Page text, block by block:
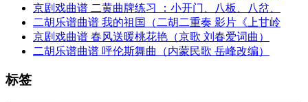
京剧戏曲谱 二黄曲牌练习 ：小开门、八板、八岔、
二胡乐谱曲谱 我的祖国（二胡二重奏 影片《上甘岭
京剧戏曲谱 春风送暖桃花艳（京歌 刘春爱词曲）
二胡乐谱曲谱 呼伦斯舞曲（内蒙民歌 岳峰改编）
标签